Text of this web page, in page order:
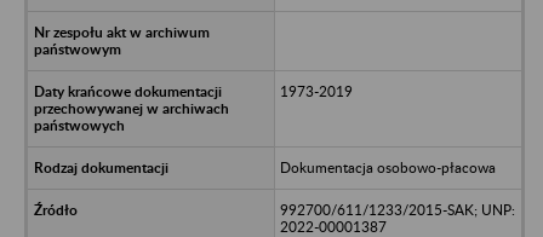
1973-2019
Dokumentacja osobowo-płacowa
992700/611/1233/2015-SAK; UNP:
2022-00001387